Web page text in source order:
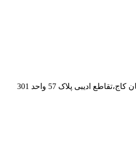
ادیبی پلاک 57 واحد 301